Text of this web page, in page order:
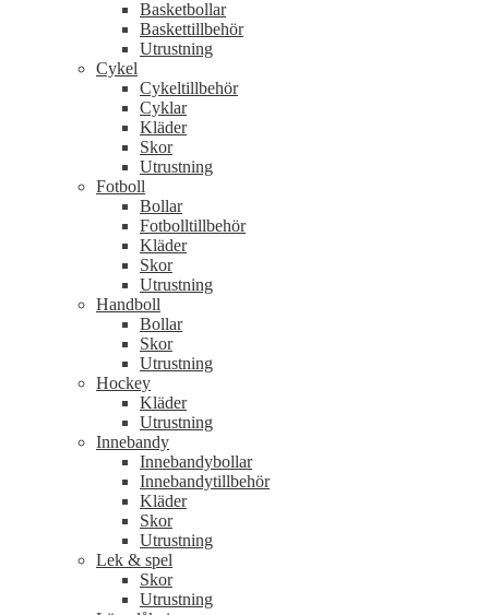
Basketbollar
Baskettillbehör
Utrustning
Cykel
Cykeltillbehör
Cyklar
Kläder
Skor
Utrustning
Fotboll
Bollar
Fotbolltillbehör
Kläder
Skor
Utrustning
Handboll
Bollar
Skor
Utrustning
Hockey
Kläder
Utrustning
Innebandy
Innebandybollar
Innebandytillbehör
Kläder
Skor
Utrustning
Lek & spel
Skor
Utrustning